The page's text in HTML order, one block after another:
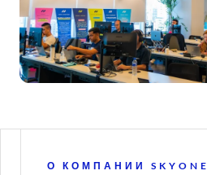
О КОМПАНИИ SKYONE